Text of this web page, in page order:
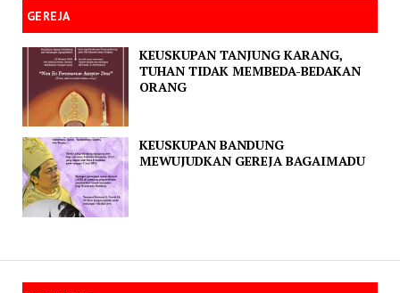
GEREJA
KEUSKUPAN TANJUNG KARANG,
TUHAN TIDAK MEMBEDA-BEDAKAN
ORANG
KEUSKUPAN BANDUNG
MEWUJUDKAN GEREJA BAGAIMADU